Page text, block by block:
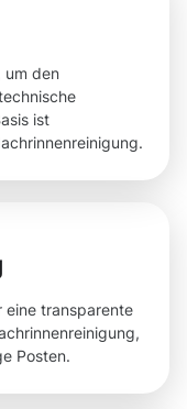
um den
ist
eine transparente
Posten.